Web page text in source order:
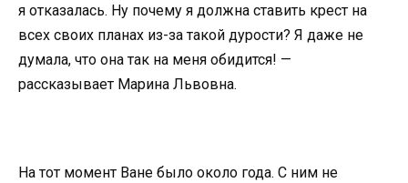
я отказалась. Ну почему я должна ставить крест на
всех своих планах из-за такой дурости? Я даже не
думала, что она так на меня обидится! —
рассказывает Марина Львовна.
На тот момент Ване было около года. С ним не